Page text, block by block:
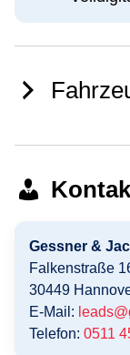
Gessner &
Falkenstraße
30449
E-Mail:
Telefon: 0511